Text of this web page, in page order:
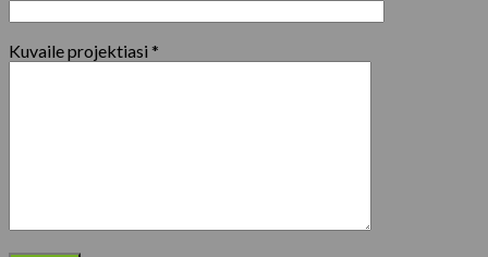
Kuvaile projektiasi *